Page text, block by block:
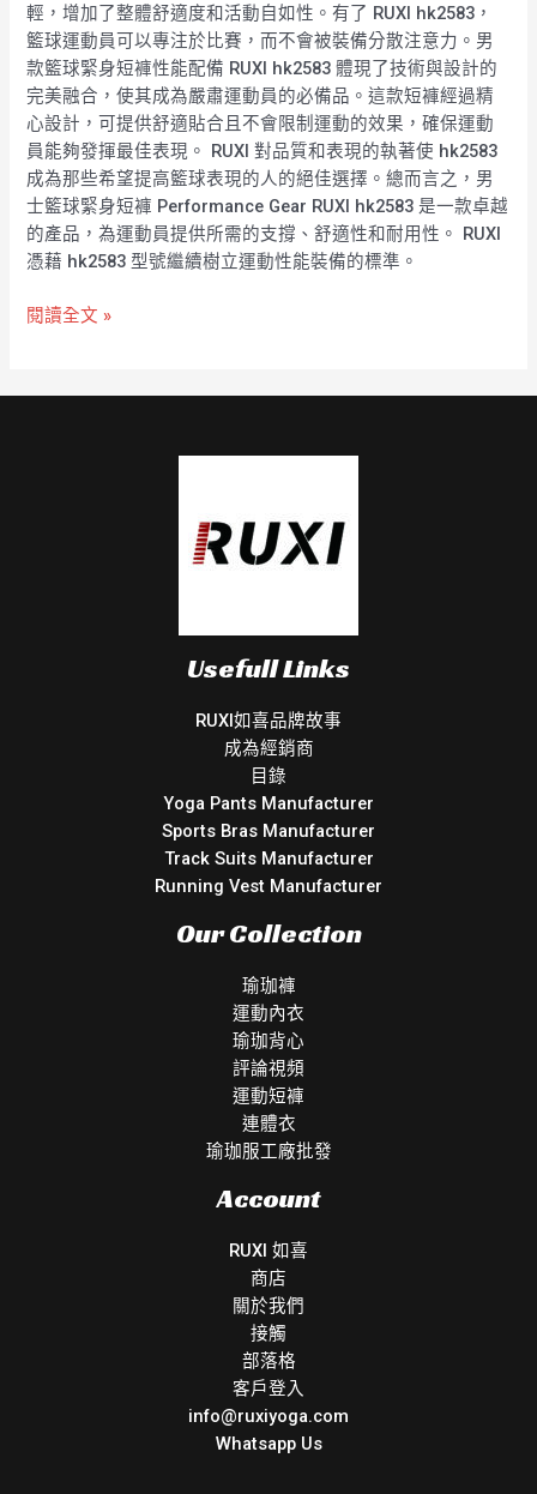
輕，增加了整體舒適度和活動自如性。有了 RUXI hk2583，
籃球運動員可以專注於比賽，而不會被裝備分散注意力。男
款籃球緊身短褲性能配備 RUXI hk2583 體現了技術與設計的
完美融合，使其成為嚴肅運動員的必備品。這款短褲經過精
心設計，可提供舒適貼合且不會限制運動的效果，確保運動
員能夠發揮最佳表現。 RUXI 對品質和表現的執著使 hk2583
成為那些希望提高籃球表現的人的絕佳選擇。總而言之，男
士籃球緊身短褲 Performance Gear RUXI hk2583 是一款卓越
的產品，為運動員提供所需的支撐、舒適性和耐用性。 RUXI
憑藉 hk2583 型號繼續樹立運動性能裝備的標準。
閱讀全文 »
Usefull Links
RUXI如喜品牌故事
成為經銷商
目錄
Yoga Pants Manufacturer
Sports Bras Manufacturer
Track Suits Manufacturer
Running Vest Manufacturer
Our Collection
瑜珈褲
運動內衣
瑜珈背心
評論視頻
運動短褲
連體衣
瑜珈服工廠批發
Account
RUXI 如喜
商店
關於我們
接觸
部落格
客戶登入
info@ruxiyoga.com
Whatsapp Us